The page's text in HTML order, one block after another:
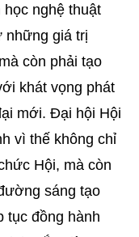
học nghệ thuật
những giá trị
còn phải tạo
khát vọng phát
mới. Đại hội Hội
vì thế không chỉ
Hội, mà còn
sáng tạo
tục đồng hành